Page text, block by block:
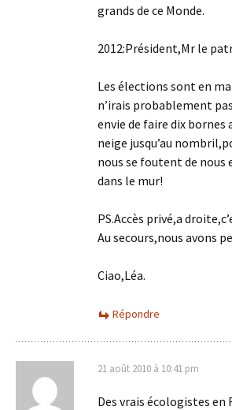
grands de ce Monde.
2012:Président,Mr le
Les élections sont en
n’irais probablement
envie de faire dix bornes
neige jusqu’au
nous se foutent de nous
dans le mur!
PS.Accès privé,a
Au secours,nous avons
Ciao,Léa.
Répondre
21 août 2010 à 10:41 pm
Des vrais écologistes en